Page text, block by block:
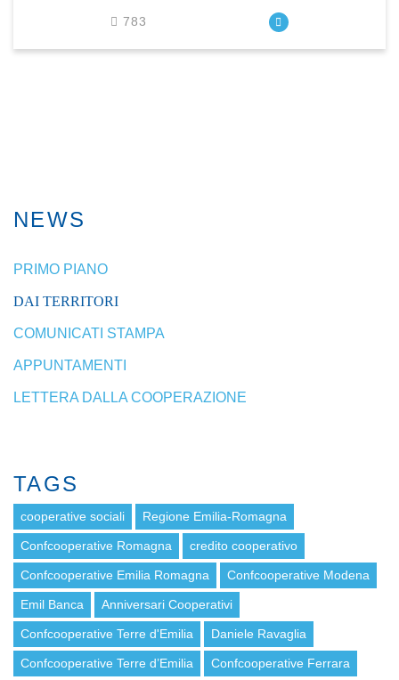
783
NEWS
PRIMO PIANO
DAI TERRITORI
COMUNICATI STAMPA
APPUNTAMENTI
LETTERA DALLA COOPERAZIONE
TAGS
cooperative sociali Regione Emilia-Romagna
Confcooperative Romagna credito cooperativo
Confcooperative Emilia Romagna Confcooperative Modena
Emil Banca Anniversari Cooperativi
Confcooperative Terre d'Emilia Daniele Ravaglia
Confcooperative Terre d’Emilia Confcooperative Ferrara